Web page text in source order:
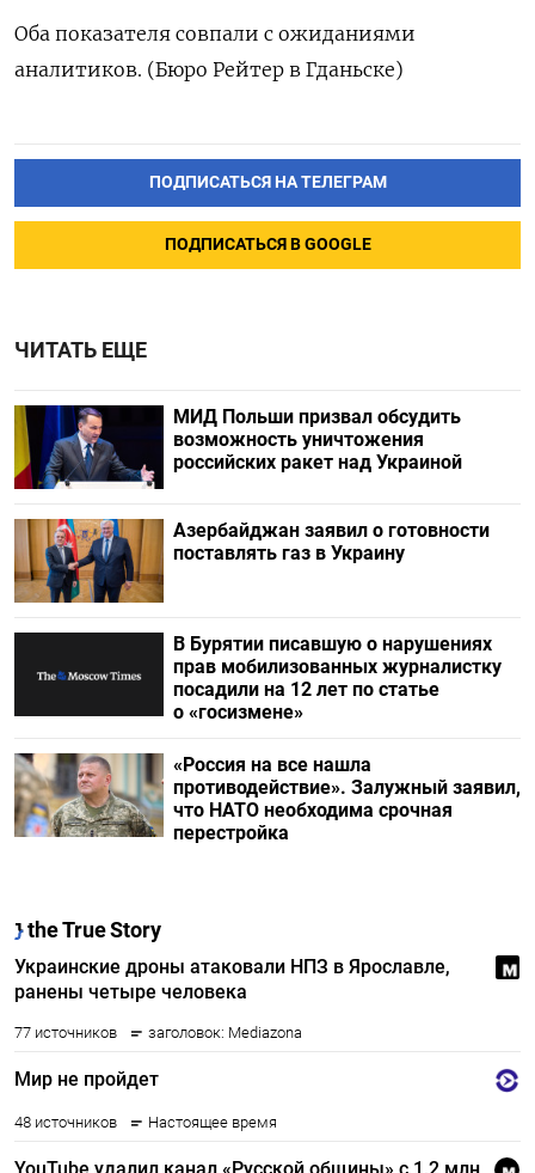
Оба показателя совпали с ожиданиями
аналитиков. (Бюро Рейтер в Гданьске)
ПОДПИСАТЬСЯ НА ТЕЛЕГРАМ
ПОДПИСАТЬСЯ В GOOGLE
ЧИТАТЬ ЕЩЕ
МИД Польши призвал обсудить
возможность уничтожения
российских ракет над Украиной
Азербайджан заявил о готовности
поставлять газ в Украину
В Бурятии писавшую о нарушениях
прав мобилизованных журналистку
посадили на 12 лет по статье
о «госизмене»
«Россия на все нашла
противодействие». Залужный заявил,
что НАТО необходима срочная
перестройка